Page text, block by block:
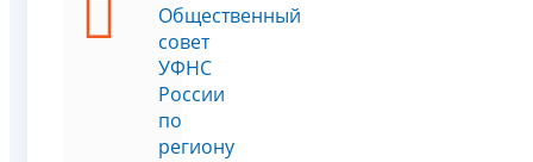
Общественный
совет
УФНС
России
по
региону